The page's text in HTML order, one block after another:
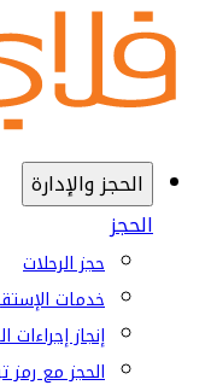
الحجز والإدارة
الحجز
حجز الرحلات
خدمات
إنجاز
الحجز مع رمز